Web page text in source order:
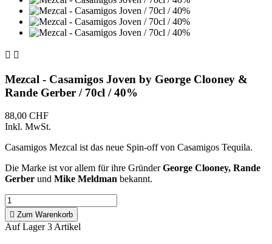
 
Mezcal - Casamigos Joven by George Clooney &
Rande Gerber / 70cl / 40%
88,00 CHF
Inkl. MwSt.
Casamigos Mezcal ist das neue Spin-off von Casamigos Tequila.
Die Marke ist vor allem für ihre GründerGeorge Clooney, Rande
Gerber und Mike Meldman bekannt.
 Zum Warenkorb
Auf Lager 3 Artikel